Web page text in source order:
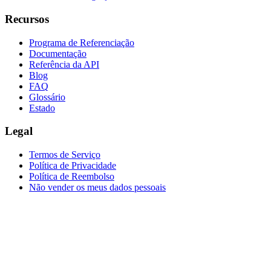
Recursos
Programa de Referenciação
Documentação
Referência da API
Blog
FAQ
Glossário
Estado
Legal
Termos de Serviço
Política de Privacidade
Política de Reembolso
Não vender os meus dados pessoais